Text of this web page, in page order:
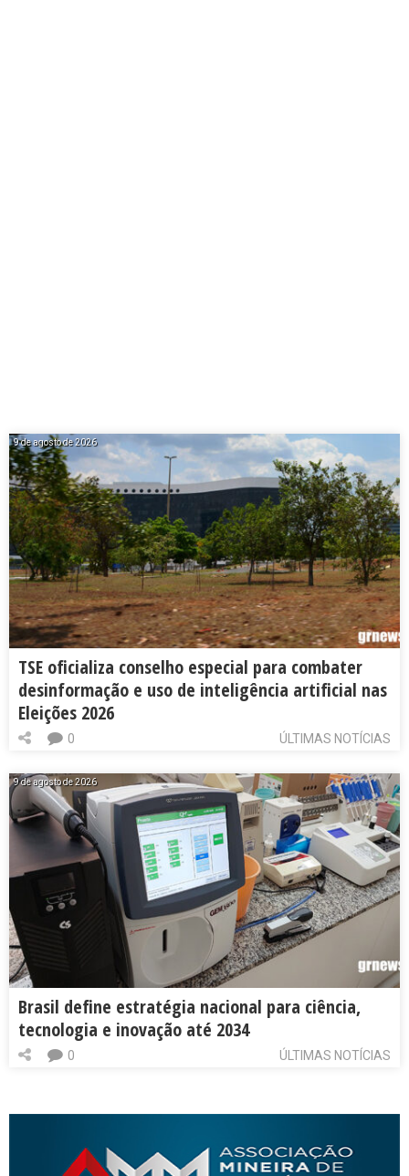
9 de agosto de 2026
TSE oficializa conselho especial para combater
desinformação e uso de inteligência artificial nas
Eleições 2026
ÚLTIMAS NOTÍCIAS
0
9 de agosto de 2026
Brasil define estratégia nacional para ciência,
tecnologia e inovação até 2034
ÚLTIMAS NOTÍCIAS
0